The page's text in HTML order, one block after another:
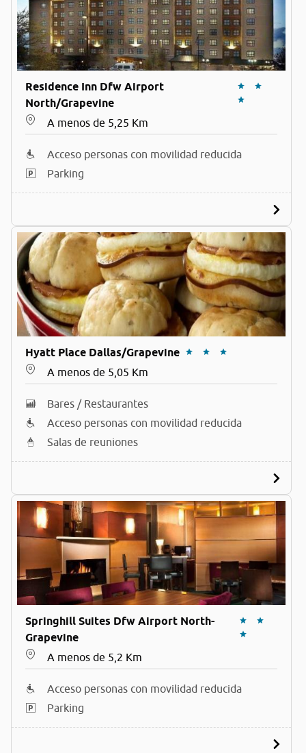
Residence Inn Dfw Airport
North/Grapevine
A menos de 5,25 Km
Acceso personas con movilidad reducida
Parking
Hyatt Place Dallas/Grapevine
A menos de 5,05 Km
Bares / Restaurantes
Acceso personas con movilidad reducida
Salas de reuniones
Springhill Suites Dfw Airport North-
Grapevine
A menos de 5,2 Km
Acceso personas con movilidad reducida
Parking